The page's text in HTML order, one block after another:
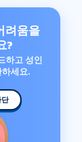
려움을
?
하고 성인
세요.
단